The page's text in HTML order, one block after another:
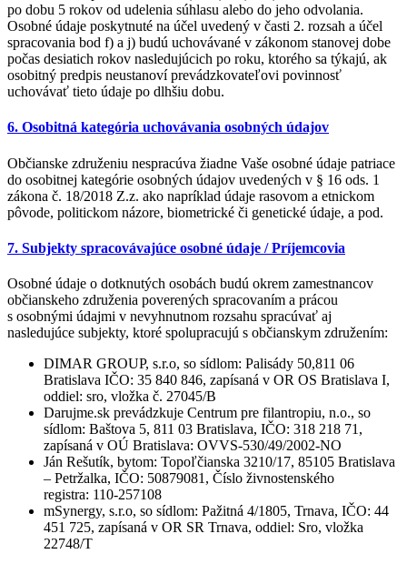
po dobu 5 rokov od udelenia súhlasu alebo do jeho odvolania.
Osobné údaje poskytnuté na účel uvedený v časti 2. rozsah a účel
spracovania bod f) a j) budú uchovávané v zákonom stanovej dobe
počas desiatich rokov nasledujúcich po roku, ktorého sa týkajú, ak
osobitný predpis neustanoví prevádzkovateľovi povinnosť
uchovávať tieto údaje po dlhšiu dobu.
6. Osobitná kategória uchovávania osobných údajov
Občianske združeniu nespracúva žiadne Vaše osobné údaje patriace
do osobitnej kategórie osobných údajov uvedených v § 16 ods. 1
zákona č. 18/2018 Z.z. ako napríklad údaje rasovom a etnickom
pôvode, politickom názore, biometrické či genetické údaje, a pod.
7. Subjekty spracovávajúce osobné údaje / Príjemcovia
Osobné údaje o dotknutých osobách budú okrem zamestnancov
občianskeho združenia poverených spracovaním a prácou
s osobnými údajmi v nevyhnutnom rozsahu spracúvať aj
nasledujúce subjekty, ktoré spolupracujú s občianskym združením:
DIMAR GROUP, s.r.o, so sídlom: Palisády 50,811 06
Bratislava IČO: 35 840 846, zapísaná v OR OS Bratislava I,
oddiel: sro, vložka č. 27045/B
Darujme.sk prevádzkuje Centrum pre filantropiu, n.o., so
sídlom: Baštova 5, 811 03 Bratislava, IČO: 318 218 71,
zapísaná v OÚ Bratislava: OVVS-530/49/2002-NO
Ján Rešutík, bytom: Topoľčianska 3210/17, 85105 Bratislava
– Petržalka, IČO: 50879081, Číslo živnostenského
registra: 110-257108
mSynergy, s.r.o, so sídlom: Pažitná 4/1805, Trnava, IČO: 44
451 725, zapísaná v OR SR Trnava, oddiel: Sro, vložka
22748/T